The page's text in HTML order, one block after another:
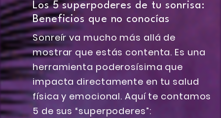
Los 5 superpoderes de tu sonrisa:
Beneficios que no conocías
Sonreír va mucho más allá de
mostrar que estás contenta. Es una
herramienta poderosísima que
impacta directamente en tu salud
física y emocional. Aquí te contamos
5 de sus “superpoderes”: